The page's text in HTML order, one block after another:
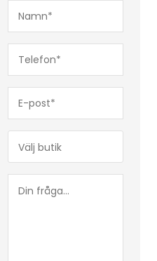
post*
(Obligatoriskt)
(Obligatoriskt)
fråga...